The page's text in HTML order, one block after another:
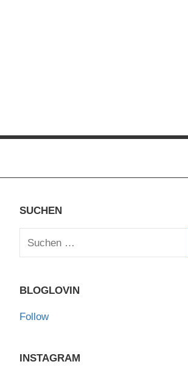
SUCHEN
Suchen
nach:
BLOGLOVIN
Follow
INSTAGRAM